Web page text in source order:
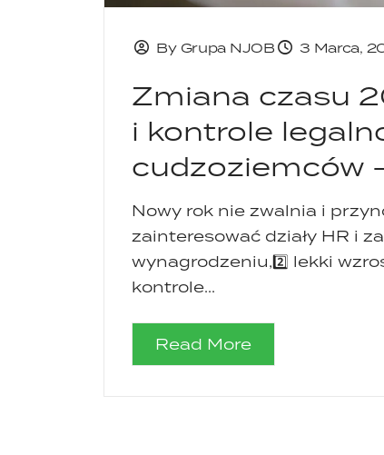
By Grupa NJOB 3 Marca,
Zmiana czasu
i kontrole
cudzoziemców
Nowy rok nie zwalnia i
zainteresować działy HR i
wynagrodzeniu,2️⃣ lekki
kontrole...
Read More